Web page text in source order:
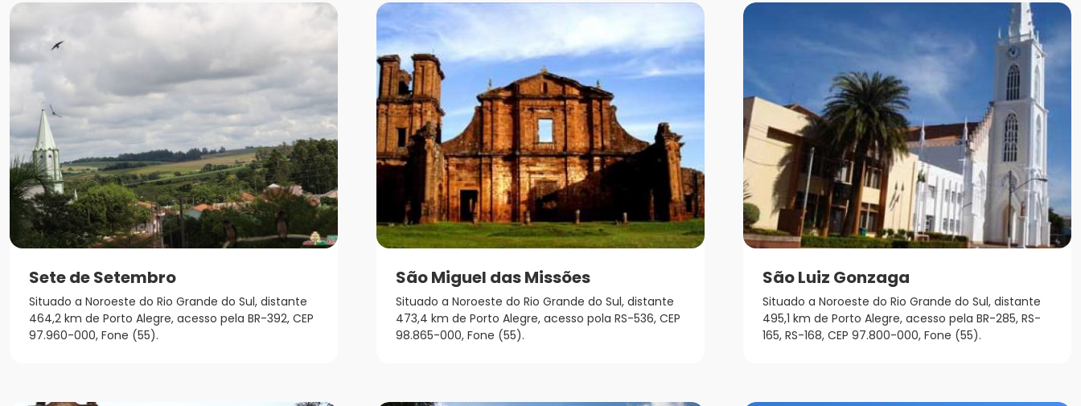
Sete de Setembro
Situado a Noroeste do Rio Grande do Sul, distante
464,2 km de Porto Alegre, acesso pela BR-392, CEP
97.960-000, Fone (55).
São Miguel das Missões
Situado a Noroeste do Rio Grande do Sul, distante
473,4 km de Porto Alegre, acesso pola RS-536, CEP
98.865-000, Fone (55).
São Luiz Gonzaga
Situado a Noroeste do Rio Grande do Sul, distante
495,1 km de Porto Alegre, acesso pela BR-285, RS-
165, RS-168, CEP 97.800-000, Fone (55).